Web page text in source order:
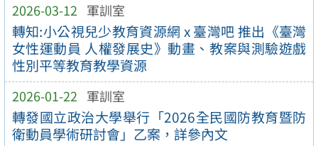
2026-03-12 軍訓室
轉知:小公視兒少教育資源網 x 臺灣吧 推出《臺灣
女性運動員 人權發展史》動畫、教案與測驗遊戲
性別平等教育教學資源
2026-01-22 軍訓室
轉發國立政治大學舉行「2026全民國防教育暨防
衛動員學術研討會」乙案，詳參內文